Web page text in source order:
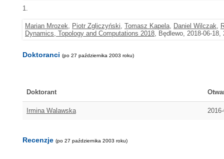
1.
Marian Mrozek, Piotr Zgliczyński, Tomasz Kapela, Daniel Wilczak,
Dynamics, Topology and Computations 2018, Będlewo, 2018-06-18,
Doktoranci (po 27 października 2003 roku)
Doktorant
Irmina Walawska
Recenzje (po 27 października 2003 roku)